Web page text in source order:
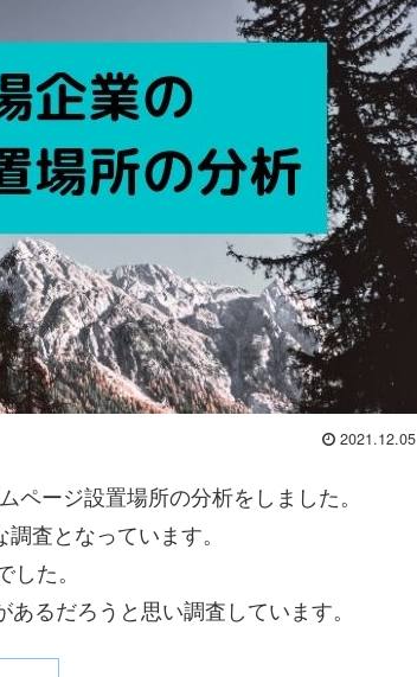
2021.12.05
ージ設置場所の分析をしました。
査となっています。
た。
るだろうと思い調査しています。